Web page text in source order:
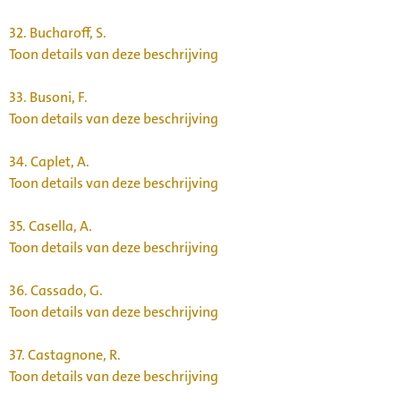
32. Bucharoff, S.
Toon details van deze beschrijving
33. Busoni, F.
Toon details van deze beschrijving
34.Caplet, A.
Toon details van deze beschrijving
35.Casella, A.
Toon details van deze beschrijving
36.Cassado, G.
Toon details van deze beschrijving
37.Castagnone, R.
Toon details van deze beschrijving